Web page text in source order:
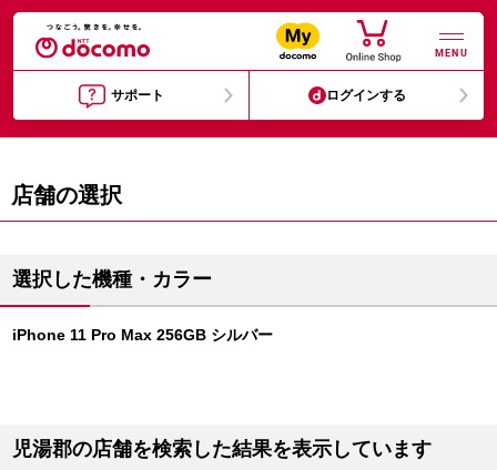
MENU
サポート ログインする
店舗の選択
選択した機種・カラー
iPhone 11 Pro Max 256GB シルバー
児湯郡の店舗を検索した結果を表示しています